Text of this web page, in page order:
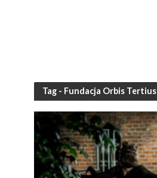
Tag - Fundacja Orbis Tertius